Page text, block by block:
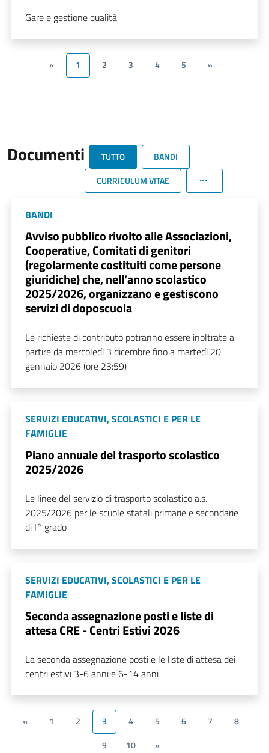
Gare e gestione qualità
« 1 2 3 4 5 »
Documenti TUTTO
BANDI
CURRICULUM VITAE
BANDI
Avviso pubblico rivolto alle Associazioni,
Cooperative, Comitati di genitori
(regolarmente costituiti come persone
giuridiche) che, nell’anno scolastico
2025/2026, organizzano e gestiscono
servizi di doposcuola
Le richieste di contributo potranno essere inoltrate a
partire da mercoledì 3 dicembre fino a martedì 20
gennaio 2026 (ore 23:59)
SERVIZI EDUCATIVI, SCOLASTICI E PER LE
FAMIGLIE
Piano annuale del trasporto scolastico
2025/2026
Le linee del servizio di trasporto scolastico a.s.
2025/2026 per le scuole statali primarie e secondarie
di I° grado
SERVIZI EDUCATIVI, SCOLASTICI E PER LE
FAMIGLIE
Seconda assegnazione posti e liste di
attesa CRE - Centri Estivi 2026
La seconda assegnazione posti e le liste di attesa dei
centri estivi 3-6 anni e 6-14 anni
« 1 2 3 4 5 6 7
8
9
10 »